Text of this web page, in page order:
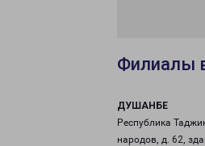
Филиалы
ДУШАНБЕ
Республика
народов, д. 62,